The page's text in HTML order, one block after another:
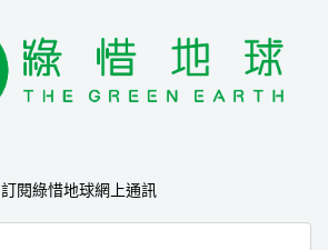
訂閱綠惜地球網上通訊